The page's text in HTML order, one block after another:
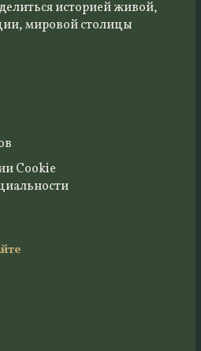
историей живой,
мировой столицы
Cookie